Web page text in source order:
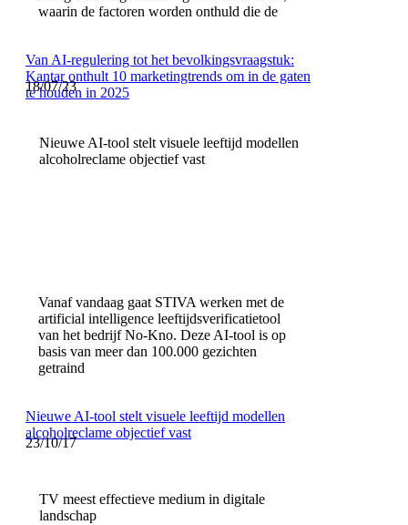
waarin de factoren worden onthuld die de
Van AI-regulering tot het bevolkingsvraagstuk:
Kantar onthult 10 marketingtrends om in de gaten
te houden in 2025
18/07/23
Nieuwe AI-tool stelt visuele leeftijd modellen
alcoholreclame objectief vast
Vanaf vandaag gaat STIVA werken met de
artificial intelligence leeftijdsverificatietool
van het bedrijf No-Kno. Deze AI-tool is op
basis van meer dan 100.000 gezichten
getraind
Nieuwe AI-tool stelt visuele leeftijd modellen
alcoholreclame objectief vast
23/10/17
TV meest effectieve medium in digitale
landschap